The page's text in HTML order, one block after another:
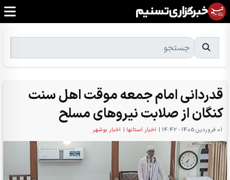
قدردانی امام جمعه موقت اهل سنت
کنگان از صلابت نیروهای مسلح
01 فروردين 1405 - 14:42 | اخبار استانها | اخبار بوشهر